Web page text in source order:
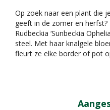
Op zoek naar een plant die
geeft in de zomer en
Rudbeckia ‘Sunbeckia
steel. Met haar knalgele
fleurt ze elke border of pot